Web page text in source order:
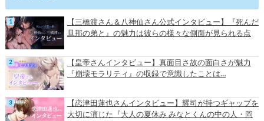
【三橋渡さん＆八神仙さん公式インタビュー】『死んだ
旦那の弟と』の魅力は彼らの様々な側面が見られる点
【皇帝さんインタビュー】真面目さ故の面白さが魅力
『崩壊モラリティ』の収録で意識したことは…
【恋津田蓮也さんインタビュー】耀司が持つギャップを
大切に演じた『大人の夏休み みなとくんの中の人・岡